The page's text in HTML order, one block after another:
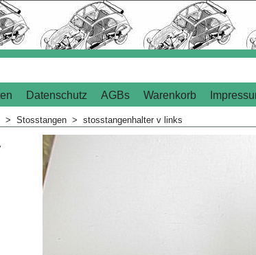
Datenschutz AGBs Warenkorb
> Stosstangen > stosstangenhalter v links